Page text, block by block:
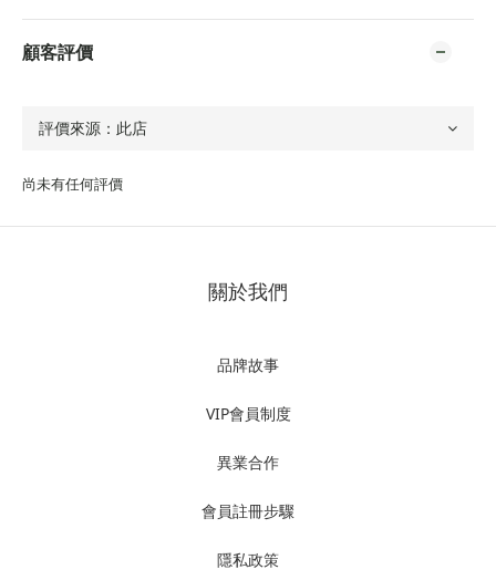
顧客評價
尚未有任何評價
關於我們
品牌故事
VIP會員制度
異業合作
會員註冊步驟
隱私政策